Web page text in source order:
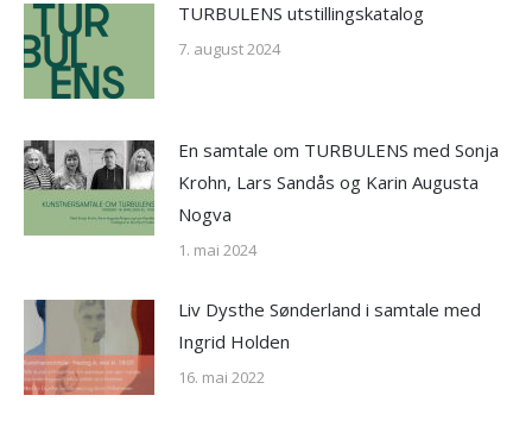
TURBULENS utstillingskatalog
7. august 2024
En samtale om TURBULENS med Sonja
Krohn, Lars Sandås og Karin Augusta
Nogva
1. mai 2024
Liv Dysthe Sønderland i samtale med
Ingrid Holden
16. mai 2022